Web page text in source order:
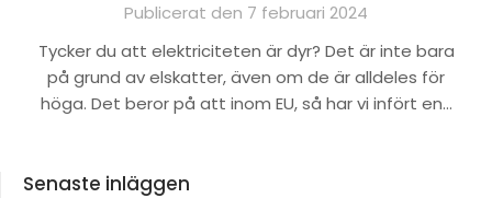
Publicerat den 7 februari 2024
Tycker du att elektriciteten är dyr? Det är inte bara
på grund av elskatter, även om de är alldeles för
höga. Det beror på att inom EU, så har vi infört en…
Senaste inläggen